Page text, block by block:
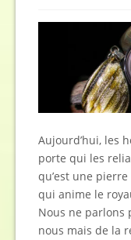
Aujourd’hui, les
porte qui les
qu’est une
qui anime le
Nous ne parlons
nous mais de la